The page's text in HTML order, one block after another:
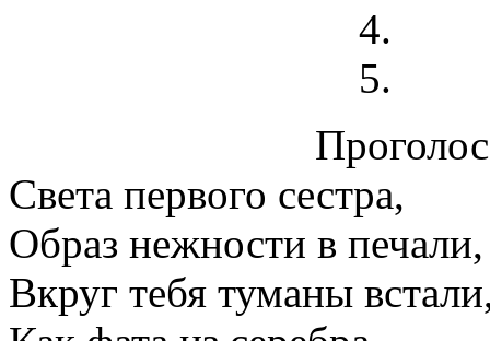
Света первого сестра,
Образ нежности в печали,
Вкруг тебя туманы